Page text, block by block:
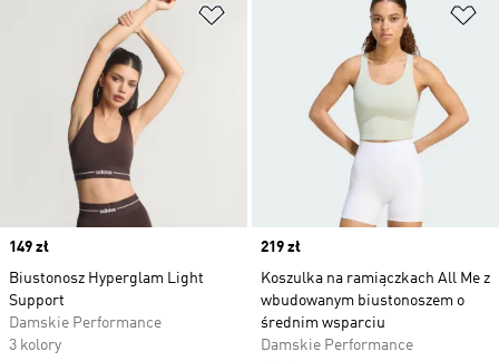
Dodaj do listy życzeń
Price
149 zł
Biustonosz Hyperglam Light
Support
Damskie Performance
3 kolory
Price
219 zł
Koszulka na ramiączkach All Me z
wbudowanym biustonoszem o
średnim wsparciu
Damskie Performance